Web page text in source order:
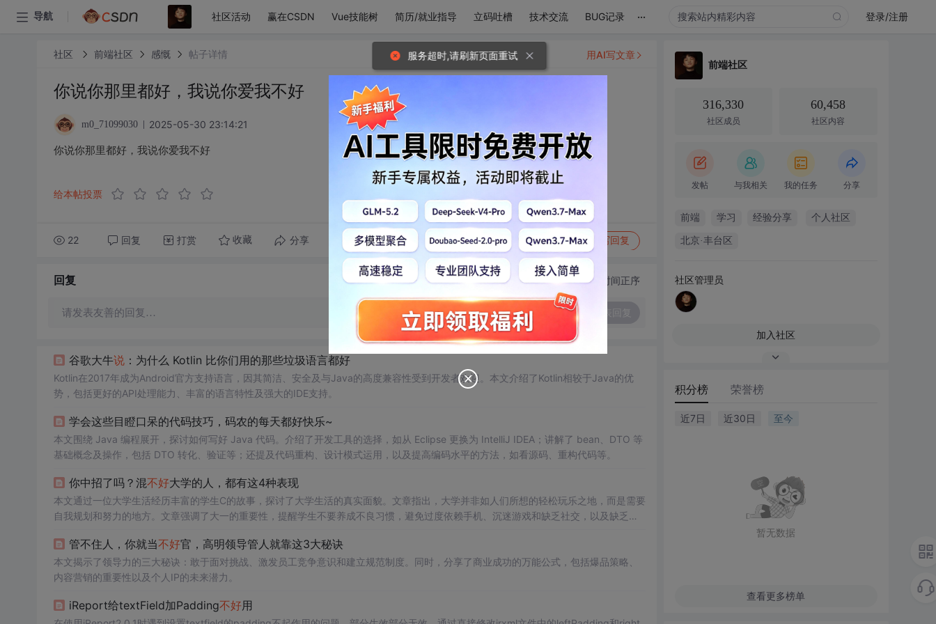
导航 社区活动 赢在CSDN Vue技能树 简历/就业指导 立码吐槽 技术交流 BUG记录 ... 登录/注册
社区 前端社区 感慨 帖子详情
你说你那里都好，我说你爱我不好
m0_71099030 2025-05-30 23:14:21
你说你那里都好，我说你爱我不好
给本帖投票
22 回复 打赏 收藏 分享 转发到动态 举报 写回复
用AI写文章
回复 切换为时间正序
请发表友善的回复…
谷歌大牛说：为什么 Kotlin 比你们用的那些垃圾语言都好
Kotlin在2017年成为Android官方支持语言，因其简洁、安全及与Java的高度兼容性受到开发者欢迎。本文介绍了Kotlin相较于Java的优
势，包括更好的API处理能力、丰富的语言特性及强大的IDE支持。
学会这些目瞪口呆的代码技巧，码农的每天都好快乐~
本文围绕 Java 编程展开，探讨如何写好 Java 代码。介绍了开发工具的选择，如从 Eclipse 更换为 IntelliJ IDEA；讲解了 bean、DTO 等
基础概念及操作，包括 DTO 转化、验证等；还提及代码重构、设计模式运用，以及提高编码水平的方法，如看源码、重构代码等。
你中招了吗？混不好大学的人，都有这4种表现
本文通过一位大学生活经历丰富的学生C的故事，探讨了大学生活的真实面貌。文章指出，大学并非如人们所想的轻松玩乐之地，而是需要
自我规划和努力的地方。文章强调了大一的重要性，提醒学生不要养成不良习惯，避免过度依赖手机、沉迷游戏和缺乏社交，以及缺乏上
管不住人，你就当不好官，高明领导管人就靠这3大秘诀
本文揭示了领导力的三大秘诀：敢于面对挑战、激发员工竞争意识和建立规范制度。同时，分享了商业成功的万能公式，包括爆品策略、
内容营销的重要性以及个人IP的未来潜力。
iReport给textField加Padding不好用
前端社区
316,330
社区成员
60,458
社区内容
发帖 与我相关 我的任务 分享
前端 学习 经验分享 个人社区
北京·丰台区
社区管理员
加入社区
积分榜 荣誉榜
近7日 近30日 至今
暂无数据
查看更多榜单
服务超时,请刷新页面重试